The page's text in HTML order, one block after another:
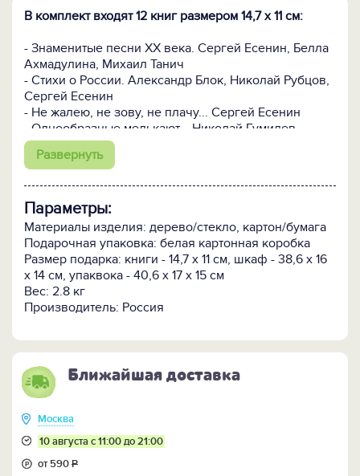
В комплект входят 12 книг размером 14,7 х 11 см:
- Знаменитые песни XX века. Сергей Есенин, Белла
Ахмадулина, Михаил Танич
- Стихи о России. Александр Блок, Николай Рубцов,
Сергей Есенин
- Не жалею, не зову, не плачу... Сергей Есенин
- Однообразные мелькают... Николай Гумилев
- Ночь, улица, фонарь, аптека. Александр Блок
- Свеча горела на столе. Борис Пастернак
- Я вернулся в мой город... Осип Мандельштам
- Песня последней встречи. Анна Ахматова
- Облако в штанах. Владимир Маяковский
- 1000 строк о любви. Александр Блок, Андрей
Белый, Марина Цветаева, Сергей Есенин, Николай
Гумилев, Анна Ахматова, Осип Мандельштам,
Федор Тютчев, Афанасий Фет
Владимир Маяковский
В конструкции шкафа предусмотрен съемный
шильд, на котором можно сделать персонализацию.
Развернуть
Параметры:
Материалы изделия: дерево/стекло, картон/бумага
Подарочная упаковка: белая картонная коробка
Размер подарка: книги - 14,7 х 11 см, шкаф - 38,6 х 16
х 14 см, упаквока - 40,6 х 17 х 15 см
Вес: 2.8 кг
Производитель: Россия
Ближайшая доставка
Москва
10 августа с 11:00 до 21:00
от 590Р